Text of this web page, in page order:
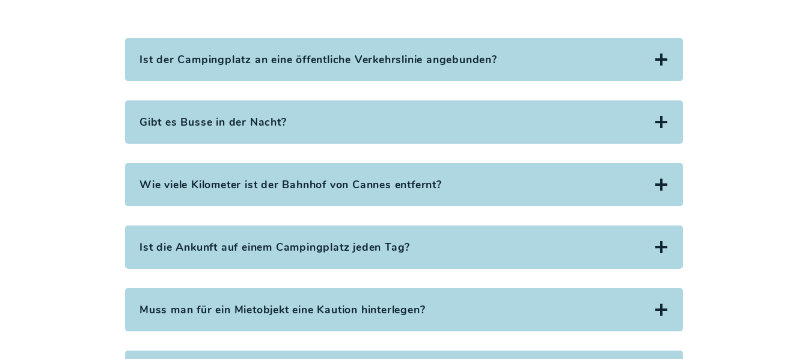
Ist der Campingplatz an eine öffentliche Verkehrslinie angebunden?
Gibt es Busse in der Nacht?
Wie viele Kilometer ist der Bahnhof von Cannes entfernt?
Ist die Ankunft auf einem Campingplatz jeden Tag?
Muss man für ein Mietobjekt eine Kaution hinterlegen?